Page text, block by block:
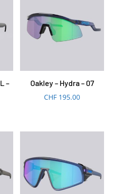
–
Oakley – Hydra – 07
CHF 195.00